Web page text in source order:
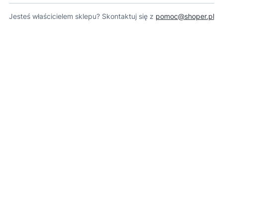
Jesteś właścicielem sklepu? Skontaktuj się z pomoc@shoper.pl